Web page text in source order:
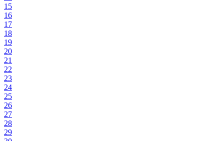
15
16
17
18
19
20
21
22
23
24
25
26
27
28
29